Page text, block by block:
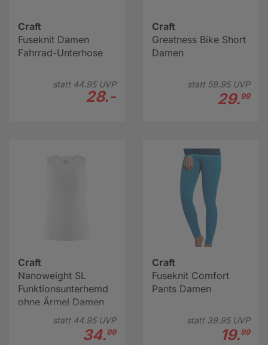
Craft
Fuseknit Damen
Fahrrad-Unterhose
statt 44.95UVP
28.-
Craft
Greatness Bike Short
Damen
statt 59.95UVP
29.99
Craft
Nanoweight SL
Funktionsunterhemd
ohne Ärmel Damen
statt 44.95UVP
34.99
Craft
Fuseknit Comfort
Pants Damen
statt 39.95UVP
19.99